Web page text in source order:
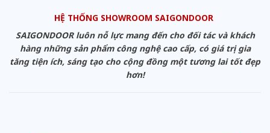
HỆ THỐNG SHOWROOM SAIGONDOOR
SAIGONDOOR luôn nỗ lực mang đến cho đối tác và khách
hàng những sản phẩm công nghệ cao cấp, có giá trị gia
tăng tiện ích, sáng tạo cho cộng đồng một tương lai tốt đẹp
hơn!